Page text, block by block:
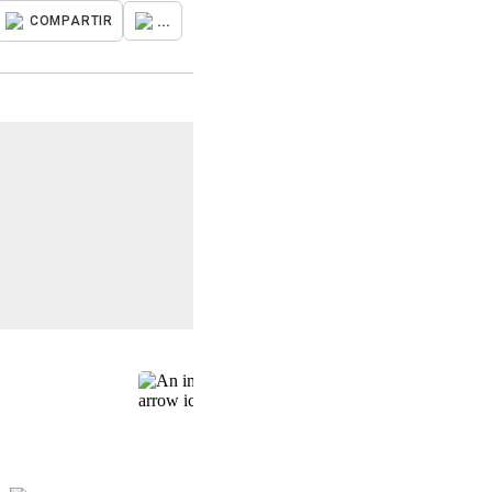
COMPARTIR ...